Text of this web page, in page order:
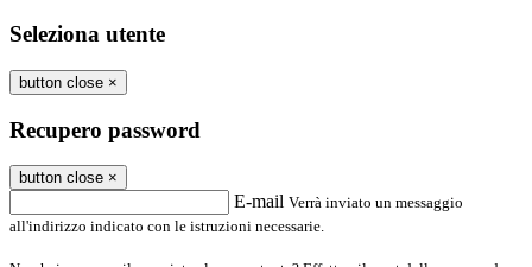
Seleziona utente
button close ×
Recupero password
button close ×
E-mail Verrà inviato un messaggio
all'indirizzo indicato con le istruzioni necessarie.